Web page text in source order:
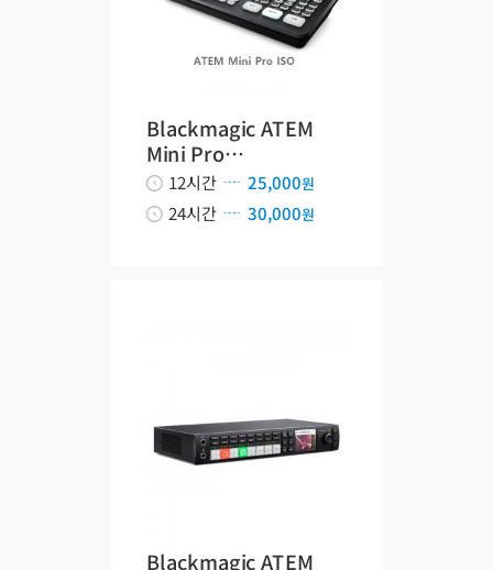
Blackmagic ATEM
Mini Pro…
12시간 25,000원
24시간 30,000원
Blackmagic ATEM